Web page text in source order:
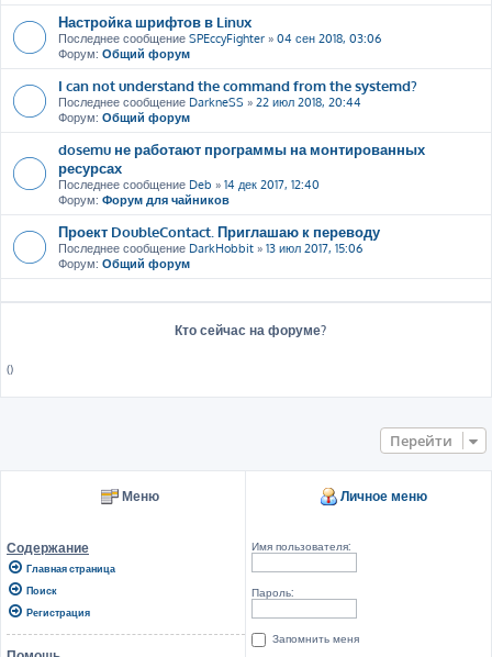
Настройка шрифтов в Linux
Последнее сообщение SPEccyFighter » 04 сен 2018, 03:06
Форум: Общий форум
I can not understand the command from the systemd?
Последнее сообщение DarkneSS » 22 июл 2018, 20:44
Форум: Общий форум
dosemu не работают программы на монтированных
ресурсах
Последнее сообщение Deb » 14 дек 2017, 12:40
Форум: Форум для чайников
Проект DoubleContact. Приглашаю к переводу
Последнее сообщение DarkHobbit » 13 июл 2017, 15:06
Форум: Общий форум
Кто сейчас на форуме?
()
Перейти
Меню
Содержание
Главная страница
Поиск
Регистрация
Личное меню
Имя пользователя:
Пароль:
Запомнить меня